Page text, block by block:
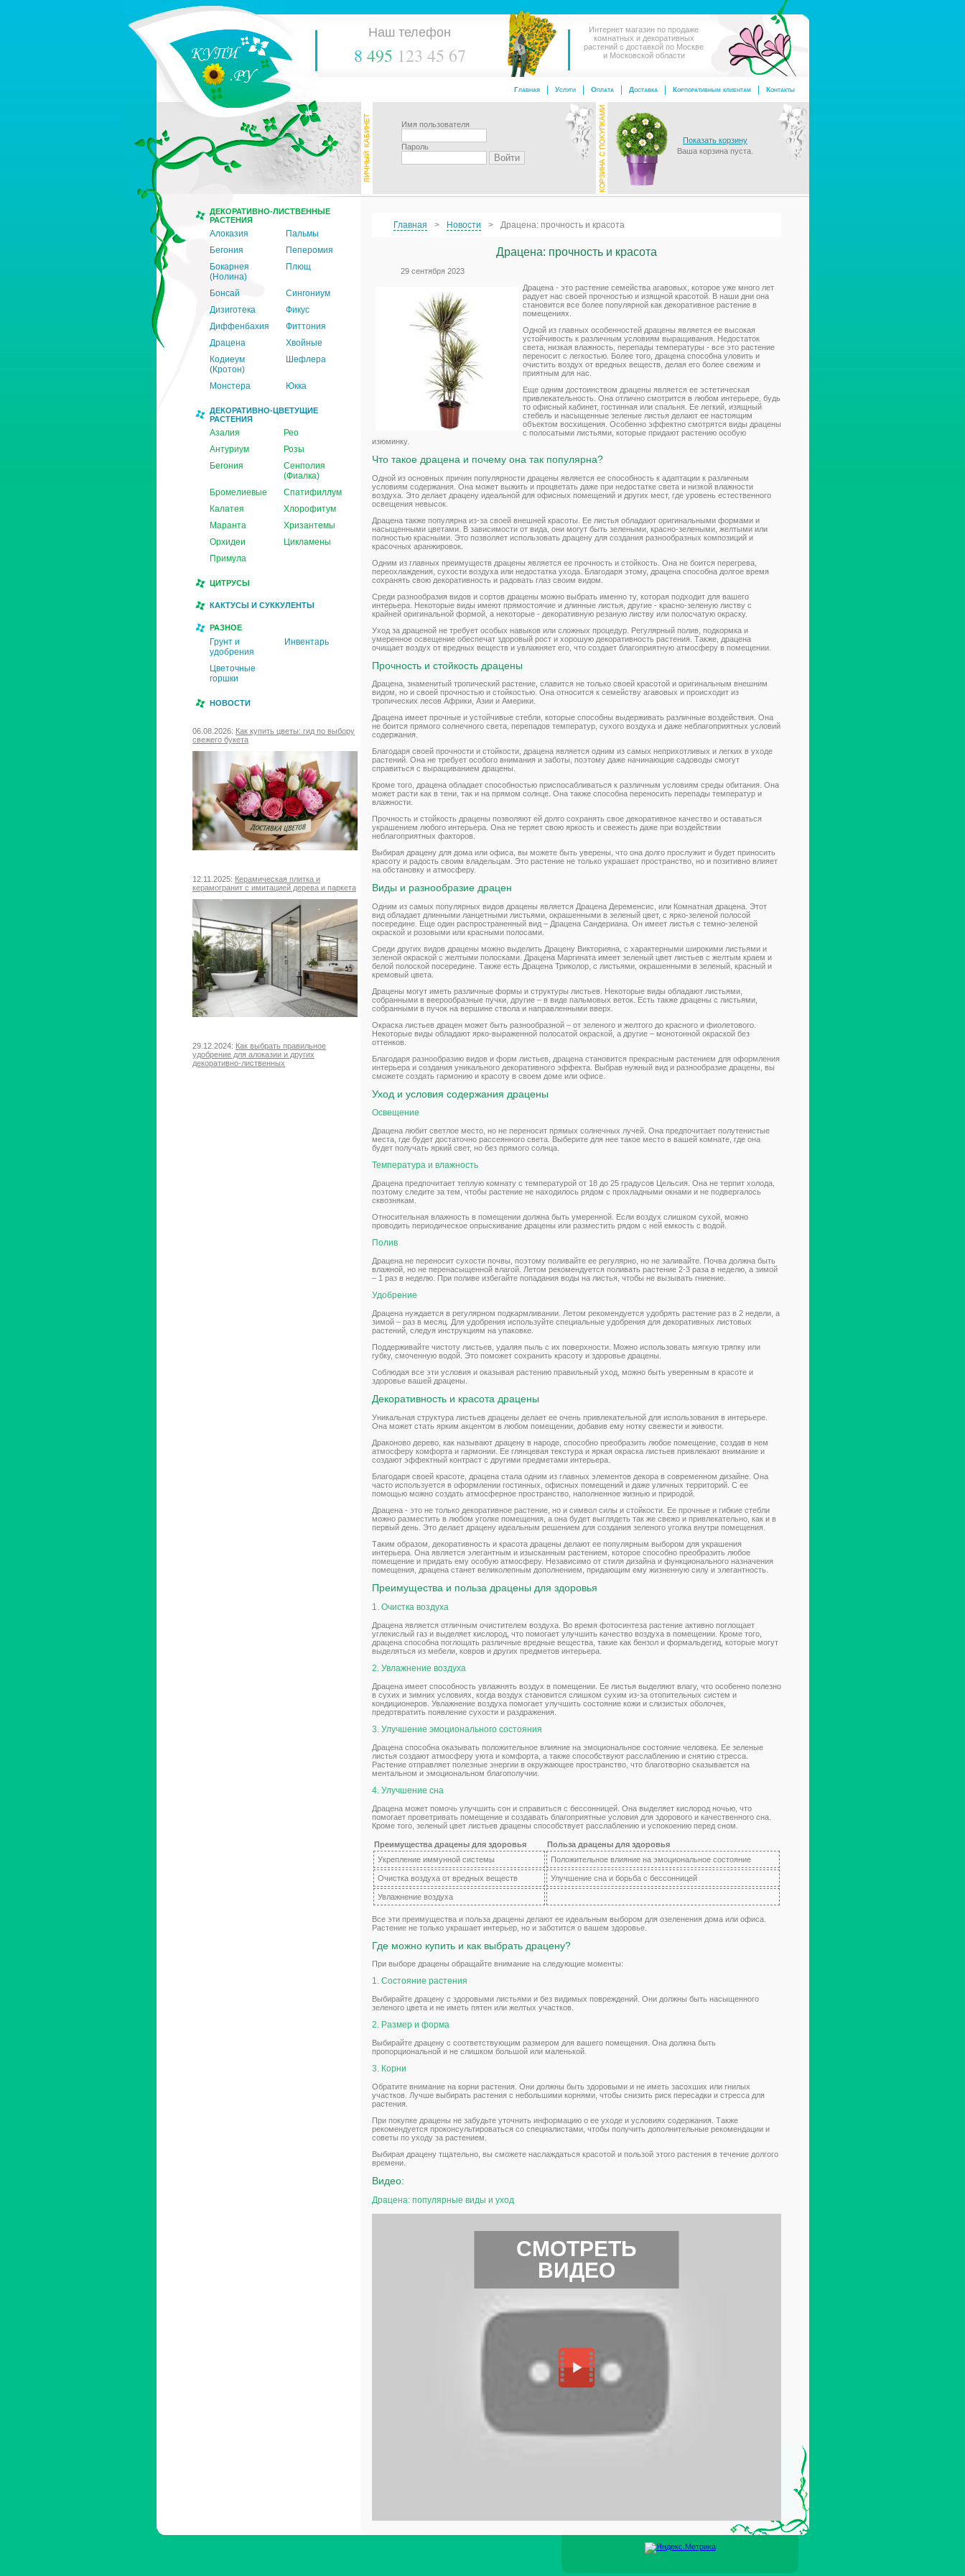
Наш телефон
8 495 123 45 67
Интернет магазин по продаже
комнатных и декоративных
растений с доставкой по Москве
и Московской области
Контакты
Корпоративным клиентам
Доставка
Оплата
Услуги
Главная
Имя пользователя
Пароль
Показать корзину
Ваша корзина пуста.
ДЕКОРАТИВНО-ЛИСТВЕННЫЕ
РАСТЕНИЯ
Алоказия
Пальмы
Бегония
Пеперомия
Бокарнея
(Нолина)
Плющ
Бонсай
Сингониум
Дизиготека
Фикус
Диффенбахия
Фиттония
Драцена
Хвойные
Кодиеум
(Кротон)
Шефлера
Монстера Юкка
ДЕКОРАТИВНО-ЦВЕТУЩИЕ
РАСТЕНИЯ
Азалия
Рео
Антуриум
Розы
Бегония
Сенполия
(Фиалка)
Бромелиевые
Спатифиллум
Калатея
Хлорофитум
Маранта
Хризантемы
Орхидеи
Цикламены
Примула
ЦИТРУСЫ
КАКТУСЫ И СУККУЛЕНТЫ
РАЗНОЕ
Грунт и
удобрения
Инвентарь
Цветочные
горшки
НОВОСТИ
06.08.2026: Как купить цветы: гид по выбору
свежего букета
12.11.2025: Керамическая плитка и
керамогранит с имитацией дерева и паркета
29.12.2024: Как выбрать правильное
удобрение для алоказии и других
декоративно-лиственных
Главная Новости Драцена: прочность и красота
Драцена: прочность и красота
29 сентября 2023
Драцена - это растение семейства агавовых, которое уже много лет
радует нас своей прочностью и изящной красотой. В наши дни она
становится все более популярной как декоративное растение в
помещениях.
Одной из главных особенностей драцены является ее высокая
устойчивость к различным условиям выращивания. Недостаток
света, низкая влажность, перепады температуры - все это растение
переносит с легкостью. Более того, драцена способна уловить и
очистить воздух от вредных веществ, делая его более свежим и
приятным для нас.
Еще одним достоинством драцены является ее эстетическая
привлекательность. Она отлично смотрится в любом интерьере, будь
то офисный кабинет, гостинная или спальня. Ее легкий, изящный
стебель и насыщенные зеленые листья делают ее настоящим
объектом восхищения. Особенно эффектно смотрятся виды драцены
с полосатыми листьями, которые придают растению особую
изюминку.
Что такое драцена и почему она так популярна?
Одной из основных причин популярности драцены является ее способность к адаптации к различным
условиям содержания. Она может выжить и процветать даже при недостатке света и низкой влажности
воздуха. Это делает драцену идеальной для офисных помещений и других мест, где уровень естественного
освещения невысок.
Драцена также популярна из-за своей внешней красоты. Ее листья обладают оригинальными формами и
насыщенными цветами. В зависимости от вида, они могут быть зелеными, красно-зелеными, желтыми или
полностью красными. Это позволяет использовать драцену для создания разнообразных композиций и
красочных аранжировок.
Одним из главных преимуществ драцены является ее прочность и стойкость. Она не боится перегрева,
переохлаждения, сухости воздуха или недостатка ухода. Благодаря этому, драцена способна долгое время
сохранять свою декоративность и радовать глаз своим видом.
Среди разнообразия видов и сортов драцены можно выбрать именно ту, которая подходит для вашего
интерьера. Некоторые виды имеют прямостоячие и длинные листья, другие - красно-зеленую листву с
крайней оригинальной формой, а некоторые - декоративную резаную листву или полосчатую окраску.
Уход за драценой не требует особых навыков или сложных процедур. Регулярный полив, подкормка и
умеренное освещение обеспечат здоровый рост и хорошую декоративность растения. Также, драцена
очищает воздух от вредных веществ и увлажняет его, что создает благоприятную атмосферу в помещении.
Прочность и стойкость драцены
Драцена, знаменитый тропический растение, славится не только своей красотой и оригинальным внешним
видом, но и своей прочностью и стойкостью. Она относится к семейству агавовых и происходит из
тропических лесов Африки, Азии и Америки.
Драцена имеет прочные и устойчивые стебли, которые способны выдерживать различные воздействия. Она
не боится прямого солнечного света, перепадов температур, сухого воздуха и даже неблагоприятных условий
содержания.
Благодаря своей прочности и стойкости, драцена является одним из самых неприхотливых и легких в уходе
растений. Она не требует особого внимания и заботы, поэтому даже начинающие садоводы смогут
справиться с выращиванием драцены.
Кроме того, драцена обладает способностью приспосабливаться к различным условиям среды обитания. Она
может расти как в тени, так и на прямом солнце. Она также способна переносить перепады температур и
влажности.
Прочность и стойкость драцены позволяют ей долго сохранять свое декоративное качество и оставаться
украшением любого интерьера. Она не теряет свою яркость и свежесть даже при воздействии
неблагоприятных факторов.
Выбирая драцену для дома или офиса, вы можете быть уверены, что она долго прослужит и будет приносить
красоту и радость своим владельцам. Это растение не только украшает пространство, но и позитивно влияет
на обстановку и атмосферу.
Виды и разнообразие драцен
Одним из самых популярных видов драцены является Драцена Деременсис, или Комнатная драцена. Этот
вид обладает длинными ланцетными листьями, окрашенными в зеленый цвет, с ярко-зеленой полосой
посередине. Еще один распространенный вид – Драцена Сандериана. Он имеет листья с темно-зеленой
окраской и розовыми или красными полосами.
Среди других видов драцены можно выделить Драцену Викторияна, с характерными широкими листьями и
зеленой окраской с желтыми полосками. Драцена Маргината имеет зеленый цвет листьев с желтым краем и
белой полоской посередине. Также есть Драцена Триколор, с листьями, окрашенными в зеленый, красный и
кремовый цвета.
Драцены могут иметь различные формы и структуры листьев. Некоторые виды обладают листьями,
собранными в веерообразные пучки, другие – в виде пальмовых веток. Есть также драцены с листьями,
собранными в пучок на вершине ствола и направленными вверх.
Окраска листьев драцен может быть разнообразной – от зеленого и желтого до красного и фиолетового.
Некоторые виды обладают ярко-выраженной полосатой окраской, а другие – монотонной окраской без
оттенков.
Благодаря разнообразию видов и форм листьев, драцена становится прекрасным растением для оформления
интерьера и создания уникального декоративного эффекта. Выбрав нужный вид и разнообразие драцены, вы
сможете создать гармонию и красоту в своем доме или офисе.
Уход и условия содержания драцены
Освещение
Драцена любит светлое место, но не переносит прямых солнечных лучей. Она предпочитает полутенистые
места, где будет достаточно рассеянного света. Выберите для нее такое место в вашей комнате, где она
будет получать яркий свет, но без прямого солнца.
Температура и влажность
Драцена предпочитает теплую комнату с температурой от 18 до 25 градусов Цельсия. Она не терпит холода,
поэтому следите за тем, чтобы растение не находилось рядом с прохладными окнами и не подвергалось
сквознякам.
Относительная влажность в помещении должна быть умеренной. Если воздух слишком сухой, можно
проводить периодическое опрыскивание драцены или разместить рядом с ней емкость с водой.
Полив
Драцена не переносит сухости почвы, поэтому поливайте ее регулярно, но не заливайте. Почва должна быть
влажной, но не перенасыщенной влагой. Летом рекомендуется поливать растение 2-3 раза в неделю, а зимой
– 1 раз в неделю. При поливе избегайте попадания воды на листья, чтобы не вызывать гниение.
Удобрение
Драцена нуждается в регулярном подкармливании. Летом рекомендуется удобрять растение раз в 2 недели, а
зимой – раз в месяц. Для удобрения используйте специальные удобрения для декоративных листовых
растений, следуя инструкциям на упаковке.
Поддерживайте чистоту листьев, удаляя пыль с их поверхности. Можно использовать мягкую тряпку или
губку, смоченную водой. Это поможет сохранить красоту и здоровье драцены.
Соблюдая все эти условия и оказывая растению правильный уход, можно быть уверенным в красоте и
здоровье вашей драцены.
Декоративность и красота драцены
Уникальная структура листьев драцены делает ее очень привлекательной для использования в интерьере.
Она может стать ярким акцентом в любом помещении, добавив ему нотку свежести и живости.
Драконово дерево, как называют драцену в народе, способно преобразить любое помещение, создав в нем
атмосферу комфорта и гармонии. Ее глянцевая текстура и яркая окраска листьев привлекают внимание и
создают эффектный контраст с другими предметами интерьера.
Благодаря своей красоте, драцена стала одним из главных элементов декора в современном дизайне. Она
часто используется в оформлении гостинных, офисных помещений и даже уличных территорий. С ее
помощью можно создать атмосферное пространство, наполненное жизнью и природой.
Драцена - это не только декоративное растение, но и символ силы и стойкости. Ее прочные и гибкие стебли
можно разместить в любом уголке помещения, а она будет выглядеть так же свежо и привлекательно, как и в
первый день. Это делает драцену идеальным решением для создания зеленого уголка внутри помещения.
Таким образом, декоративность и красота драцены делают ее популярным выбором для украшения
интерьера. Она является элегантным и изысканным растением, которое способно преобразить любое
помещение и придать ему особую атмосферу. Независимо от стиля дизайна и функционального назначения
помещения, драцена станет великолепным дополнением, придающим ему жизненную силу и элегантность.
Преимущества и польза драцены для здоровья
1. Очистка воздуха
Драцена является отличным очистителем воздуха. Во время фотосинтеза растение активно поглощает
углекислый газ и выделяет кислород, что помогает улучшить качество воздуха в помещении. Кроме того,
драцена способна поглощать различные вредные вещества, такие как бензол и формальдегид, которые могут
выделяться из мебели, ковров и других предметов интерьера.
2. Увлажнение воздуха
Драцена имеет способность увлажнять воздух в помещении. Ее листья выделяют влагу, что особенно полезно
в сухих и зимних условиях, когда воздух становится слишком сухим из-за отопительных систем и
кондиционеров. Увлажнение воздуха помогает улучшить состояние кожи и слизистых оболочек,
предотвратить появление сухости и раздражения.
3. Улучшение эмоционального состояния
Драцена способна оказывать положительное влияние на эмоциональное состояние человека. Ее зеленые
листья создают атмосферу уюта и комфорта, а также способствуют расслаблению и снятию стресса.
Растение отправляет полезные энергии в окружающее пространство, что благотворно сказывается на
ментальном и эмоциональном благополучии.
4. Улучшение сна
Драцена может помочь улучшить сон и справиться с бессонницей. Она выделяет кислород ночью, что
помогает проветривать помещение и создавать благоприятные условия для здорового и качественного сна.
Кроме того, зеленый цвет листьев драцены способствует расслаблению и успокоению перед сном.
Преимущества драцены для здоровья
Польза драцены для здоровья
Укрепление иммунной системы
Положительное влияние на эмоциональное состояние
Очистка воздуха от вредных веществ Улучшение сна и борьба с бессонницей
Увлажнение воздуха
Все эти преимущества и польза драцены делают ее идеальным выбором для озеленения дома или офиса.
Растение не только украшает интерьер, но и заботится о вашем здоровье.
Где можно купить и как выбрать драцену?
При выборе драцены обращайте внимание на следующие моменты:
1. Состояние растения
Выбирайте драцену с здоровыми листьями и без видимых повреждений. Они должны быть насыщенного
зеленого цвета и не иметь пятен или желтых участков.
2. Размер и форма
Выбирайте драцену с соответствующим размером для вашего помещения. Она должна быть
пропорциональной и не слишком большой или маленькой.
3. Корни
Обратите внимание на корни растения. Они должны быть здоровыми и не иметь засохших или гнилых
участков. Лучше выбирать растения с небольшими корнями, чтобы снизить риск пересадки и стресса для
растения.
При покупке драцены не забудьте уточнить информацию о ее уходе и условиях содержания. Также
рекомендуется проконсультироваться со специалистами, чтобы получить дополнительные рекомендации и
советы по уходу за растением.
Выбирая драцену тщательно, вы сможете наслаждаться красотой и пользой этого растения в течение долгого
времени.
Видео:
Драцена: популярные виды и уход
СМОТРЕТЬ
ВИДЕО